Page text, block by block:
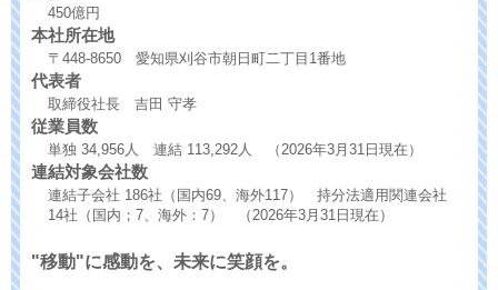
450億円
本社所在地
〒448-8650 愛知県刈谷市朝日町二丁目1番地
代表者
取締役社長 吉田 守孝
従業員数
単独 34,956人 連結 113,292人 （2026年3月31日現在）
連結対象会社数
連結子会社 186社（国内69、海外117） 持分法適用関連会社
14社（国内；7、海外：7） （2026年3月31日現在）
"移動"に感動を、未来に笑顔を。